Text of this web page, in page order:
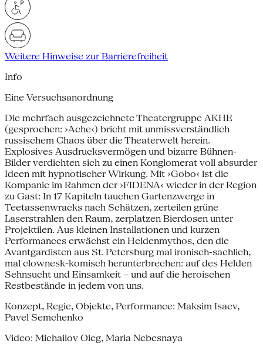
Weitere Hinweise zur Barrierefreiheit
Info
Eine Versuchsanordnung
Die mehrfach ausgezeichnete Theatergruppe AKHE
(gesprochen: ›Ache‹) bricht mit unmissverständlich
russischem Chaos über die Theaterwelt herein.
Explosives Ausdrucksvermögen und bizarre Bühnen-
Bilder verdichten sich zu einen Konglomerat voll absurder
Ideen mit hypnotischer Wirkung. Mit ›Gobo‹ ist die
Kompanie im Rahmen der ›FIDENA‹ wieder in der Region
zu Gast: In 17 Kapiteln tauchen Gartenzwerge in
Teetassenwracks nach Schätzen, zerteilen grüne
Laserstrahlen den Raum, zerplatzen Bierdosen unter
Projektilen. Aus kleinen Installationen und kurzen
Performances erwächst ein Heldenmythos, den die
Avantgardisten aus St. Petersburg mal ironisch-sachlich,
mal clownesk-komisch herunterbrechen: auf des Helden
Sehnsucht und Einsamkeit – und auf die heroischen
Restbestände in jedem von uns.
Konzept, Regie, Objekte, Performance: Maksim Isaev,
Pavel Semchenko
Video: Michailov Oleg, Maria Nebesnaya